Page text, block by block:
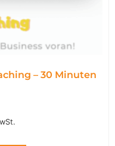
– 30 Minuten